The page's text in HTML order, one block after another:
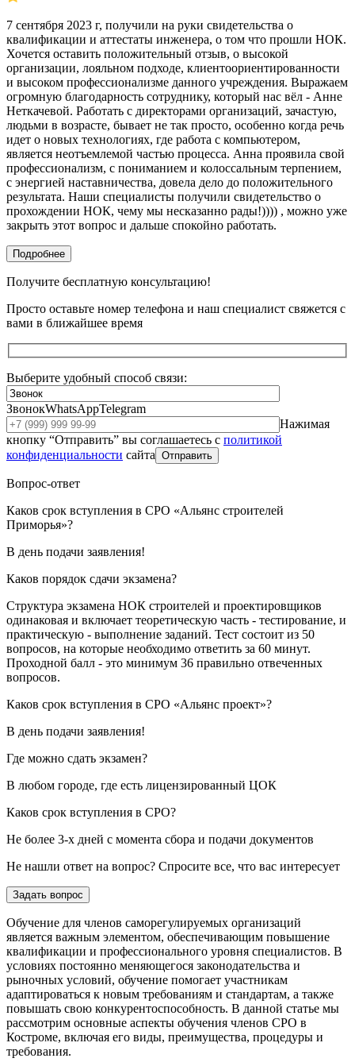
7 сентября 2023 г, получили на руки свидетельства о
квалификации и аттестаты инженера, о том что прошли НОК.
Хочется оставить положительный отзыв, о высокой
организации, лояльном подходе, клиентоориентированности
и высоком профессионализме данного учреждения. Выражаем
огромную благодарность сотруднику, который нас вёл - Анне
Неткачевой. Работать с директорами организаций, зачастую,
людьми в возрасте, бывает не так просто, особенно когда речь
идет о новых технологиях, где работа с компьютером,
является неотъемлемой частью процесса. Анна проявила свой
профессионализм, с пониманием и колоссальным терпением,
с энергией наставничества, довела дело до положительного
результата. Наши специалисты получили свидетельство о
прохождении НОК, чему мы несказанно рады!)))) , можно уже
закрыть этот вопрос и дальше спокойно работать.
Подробнее
Получите бесплатную консультацию!
Просто оставьте номер телефона и наш специалист свяжется с
вами в ближайшее время
Выберите удобный способ связи:
ЗвонокWhatsAppTelegram
Нажимая
кнопку “Отправить” вы соглашаетесь с политикой
конфиденциальности сайта Отправить
Вопрос-ответ
Каков срок вступления в СРО «Альянс строителей
Приморья»?
В день подачи заявления!
Каков порядок сдачи экзамена?
Структура экзамена НОК строителей и проектировщиков
одинаковая и включает теоретическую часть - тестирование, и
практическую - выполнение заданий. Тест состоит из 50
вопросов, на которые необходимо ответить за 60 минут.
Проходной балл - это минимум 36 правильно отвеченных
вопросов.
Каков срок вступления в СРО «Альянс проект»?
В день подачи заявления!
Где можно сдать экзамен?
В любом городе, где есть лицензированный ЦОК
Каков срок вступления в СРО?
Не более 3-х дней с момента сбора и подачи документов
Не нашли ответ на вопрос? Спросите все, что вас интересует
Задать вопрос
Обучение для членов саморегулируемых организаций
является важным элементом, обеспечивающим повышение
квалификации и профессионального уровня специалистов. В
условиях постоянно меняющегося законодательства и
рыночных условий, обучение помогает участникам
адаптироваться к новым требованиям и стандартам, а также
повышать свою конкурентоспособность. В данной статье мы
рассмотрим основные аспекты обучения членов СРО в
Костроме, включая его виды, преимущества, процедуры и
требования.